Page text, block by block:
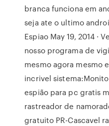
branca funciona em
seja ate o ultimo
Espiao May 19, 2014 ·
nosso programa de
mesmo agora mesmo
incrivel
espião para pc gratis
rastreador de
gratuito PR-Cascavel